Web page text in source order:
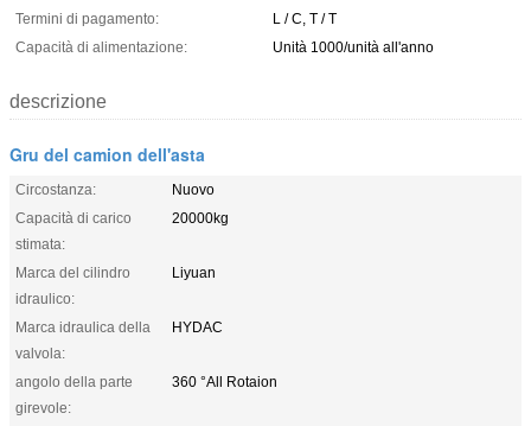
Termini di pagamento:
L / C, T / T
Capacità di alimentazione:
Unità 1000/unità all'anno
descrizione
Gru del camion dell'asta
Circostanza:
Nuovo
Capacità di carico
stimata:
20000kg
Marca del cilindro
idraulico:
Liyuan
Marca idraulica della
valvola:
HYDAC
angolo della parte
girevole:
360 °All Rotaion